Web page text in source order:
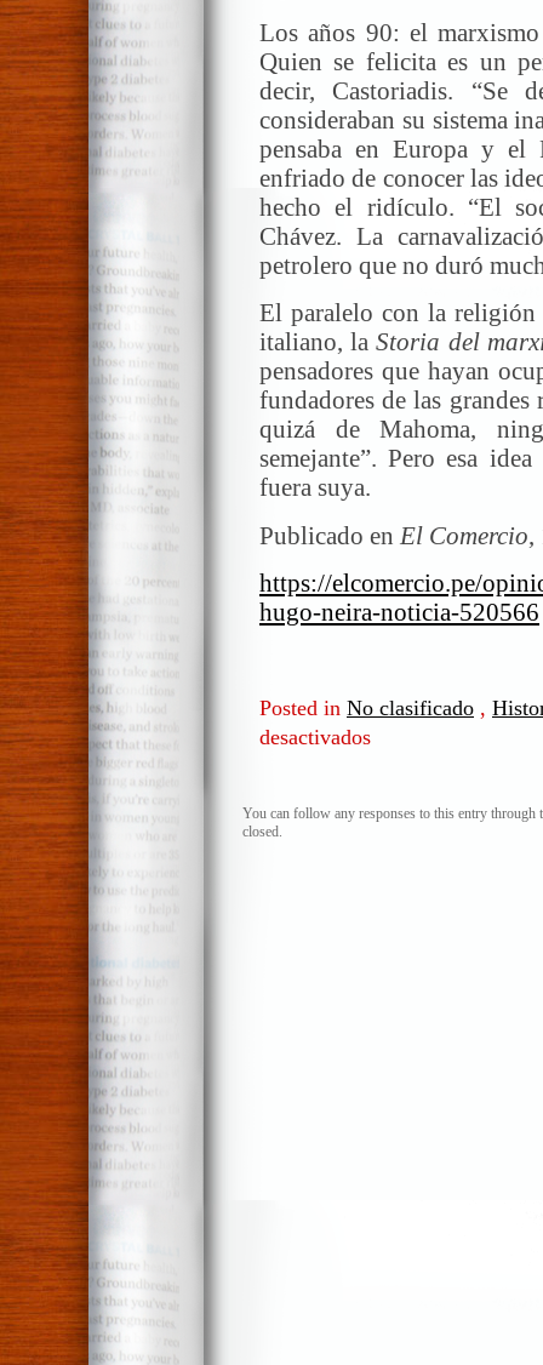
Los años 90: el
Quien se felicita es un
decir, Castoriadis. “Se
consideraban su sistema
pensaba en Europa y el
enfriado de conocer las
hecho el ridículo. “El
Chávez. La
petrolero que no duró
El paralelo con la religión
italiano, laStoria del
pensadores que hayan
fundadores de las
quizá de Mahoma,
semejante”. Pero esa
fuera suya.
Publicado en El Comercio,
https://elcomercio.pe/
hugo-neira-noticia-520566
Posted in No clasificado ,
desactivados
Marx
You can follow any responses to this entry through
closed.